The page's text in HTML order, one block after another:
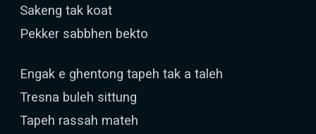
Sakeng tak koat
Pekker sabbhen bekto
Engak e ghentong tapeh tak a taleh
Tresna buleh sittung
Tapeh rassah mateh